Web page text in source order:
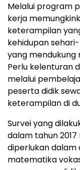
Melalui program
kerja
keterampilan
kehidupan
yang mendukung
Perlu kelenturan
melalui
peserta didik
keterampilan di
Survei yang
dalam tahun
diperlukan dalam
matematika